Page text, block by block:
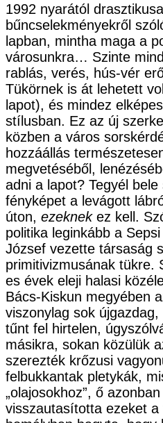
1992 nyarától
bűncselekményekről
lapban, mintha maga a
városunkra… Szinte
rablás, verés, hús-vér
Tükörnek is át lehetett
lapot), és mindez
stílusban. Ez az új
közben a város
hozzáállás
megvetéséből,
adni a lapot? Tegyél
fényképet a levágott
úton, ezeknekez kell.
politika leginkább a
József vezette társaság
primitivizmusának tükre.
es évek eleji halasi
Bács-Kiskun megyében
viszonylag sok
tűnt fel hirtelen,
másikra, sokan közülük
szerezték krőzusi
felbukkantak pletykák,
„olajosokhoz”, ő
visszautasította ezeket